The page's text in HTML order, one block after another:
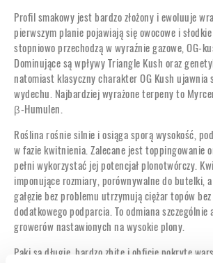
Profil smakowy jest bardzo złożony i ewoluuje
pierwszym planie pojawiają się owocowe i
stopniowo przechodzą w wyraźnie gazowe, OG-
Dominujące są wpływy Triangle Kush oraz
natomiast klasyczny charakter OG Kush ujawnia
wydechu. Najbardziej wyrażone terpeny to
β-Humulen.
Roślina rośnie silnie i osiąga sporą wysokość,
w fazie kwitnienia. Zalecane jest toppingowanie
pełni wykorzystać jej potencjał plonotwórczy.
imponujące rozmiary, porównywalne do butelki,
gałęzie bez problemu utrzymują ciężar topów
dodatkowego podparcia. To odmiana
growerów nastawionych na wysokie plony.
Pąki są długie, bardzo zbite i obficie pokryte